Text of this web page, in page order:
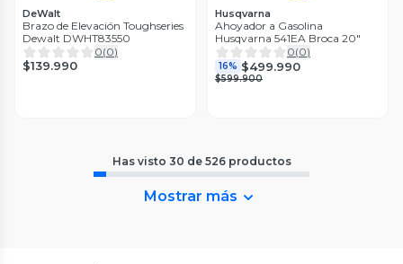
DeWalt
Brazo de Elevación Toughseries
Dewalt DWHT83550
0(0)
$139.990
Husqvarna
Ahoyador a Gasolina
Husqvarna 541EA Broca 20"
0(0)
16% $499.990
$599.900
Has visto 30 de 526 productos
Mostrar más